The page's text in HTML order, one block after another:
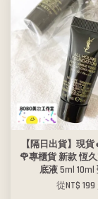
【隔日出貨】現貨
🌹專櫃貨 新款 恆
底液 5ml 10ml
從NT$ 199